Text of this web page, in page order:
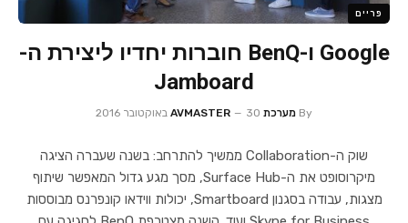
פריים
Google ו-BenQ חוברות יחדיו ליצירת ה-
Jamboard
By מערכת AVMASTER 30 באוקטובר 2016
שוק ה-Collaboration ממשיך להתרחב: בשנה שעברה הציגה
מיקרוסופט את ה-Surface Hub, מסך מגע גדול המאפשר שיתוף
מצגות, עבודה בסגנון Smartboard, יכולות ווידאו קונפרנס מבוססות